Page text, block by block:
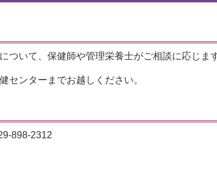
ついて、保健師や管理栄養士がご相談に応じます
センターまでお越しください。
898-2312